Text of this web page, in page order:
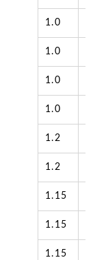
1.0
1.0
1.0
1.0
1.2
1.2
1.15
1.15
1.15